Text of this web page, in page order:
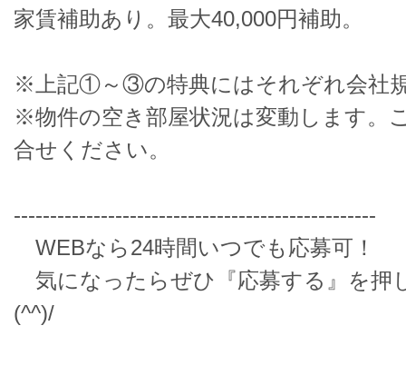
家賃補助あり。最大40,000円補助。
※上記①～③の特典にはそれぞれ会社
※物件の空き部屋状況は変動します。
合せください。
--------------------------------------------------
WEBなら24時間いつでも応募可！
気になったらぜひ『応募する』を押
(^^)/